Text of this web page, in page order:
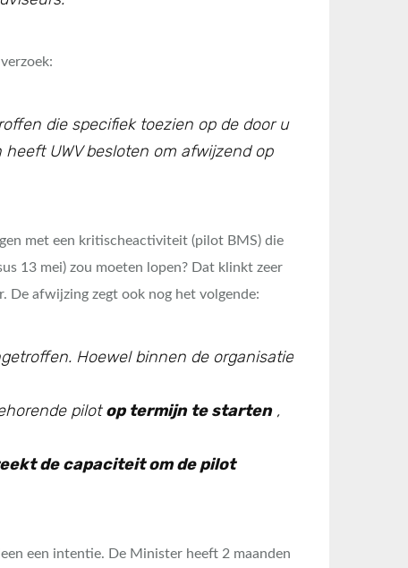
die specifiek toezien op de door u
UWV besloten om afwijzend op
met een kritischeactiviteit (pilot BMS) die
13 mei) zou moeten lopen? Dat klinkt zeer
De afwijzing zegt ook nog het volgende:
Hoewel binnen de organisatie
pilotop termijn te starten,
de capaciteit om de pilot
een intentie. De Minister heeft 2 maanden